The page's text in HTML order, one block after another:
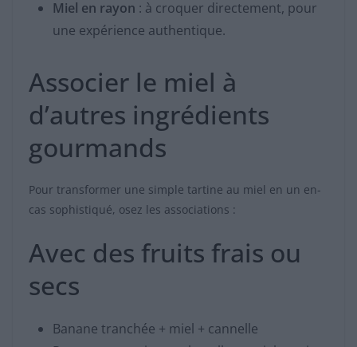
Miel en rayon : à croquer directement, pour
une expérience authentique.
Associer le miel à
d’autres ingrédients
gourmands
Pour transformer une simple tartine au miel en un en-
cas sophistiqué, osez les associations :
Avec des fruits frais ou
secs
Banane tranchée + miel + cannelle